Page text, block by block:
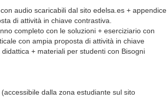
audio scaricabili dal sito edelsa.es + appendice
di attività in chiave contrastiva.
completo con le soluzioni + eserciziario con
con ampia proposta di attività in chiave
+ materiali per studenti con Bisogni
dalla zona estudiante sul sito